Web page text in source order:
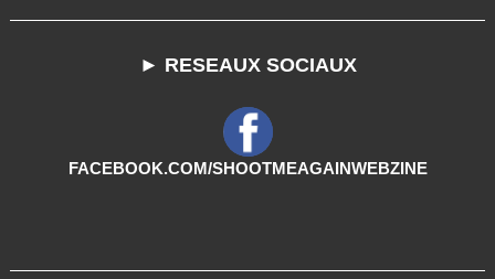
► RESEAUX SOCIAUX
FACEBOOK.COM/SHOOTMEAGAINWEBZINE